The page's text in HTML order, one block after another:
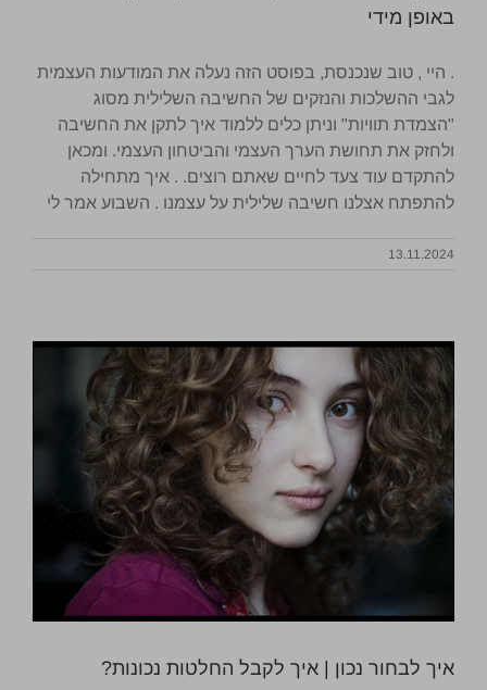
באופן מידי
. היי , טוב שנכנסת, בפוסט הזה נעלה את המודעות העצמית
לגבי ההשלכות והנזקים של החשיבה השלילית מסוג
"הצמדת תוויות" וניתן כלים ללמוד איך לתקן את החשיבה
ולחזק את תחושת הערך העצמי והביטחון העצמי. ומכאן
להתקדם עוד צעד לחיים שאתם רוצים. . איך מתחילה
להתפתח אצלנו חשיבה שלילית על עצמנו . השבוע אמר לי
13.11.2024
איך לבחור נכון | איך לקבל החלטות נכונות?